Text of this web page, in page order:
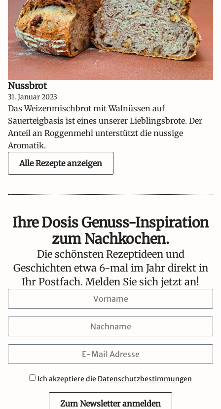
Nussbrot
31. Januar 2023
Das Weizenmischbrot mit Walnüssen auf
Sauerteigbasis ist eines unserer Lieblingsbrote. Der
Anteil an Roggenmehl unterstützt die nussige
Aromatik.
Alle Rezepte anzeigen
Ihre Dosis Genuss-Inspiration
zum Nachkochen.
Die schönsten Rezeptideen und
Geschichten etwa 6-mal im Jahr direkt in
Ihr Postfach. Melden Sie sich jetzt an!
Ich akzeptiere die Datenschutzbestimmungen
Zum Newsletter anmelden